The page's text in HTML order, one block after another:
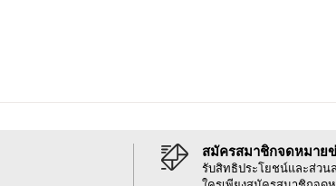
สมัครสมาชิกจดหมาย
รับสิทธิประโยชน์และส่วน